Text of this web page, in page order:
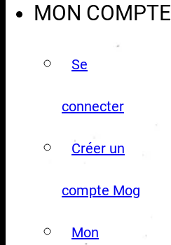
MON COMPTE
Se
connecter
Créer un
compte Mog
Mon